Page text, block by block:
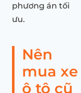
phương án tối
ưu.
Nên
mua xe
ô tô cũ